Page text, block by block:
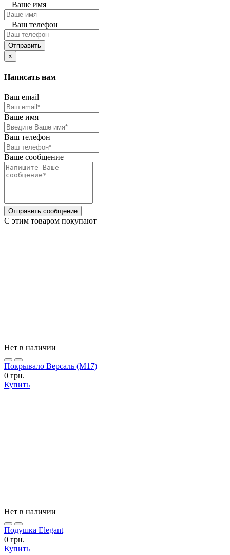
Ваше имя
Ваш телефон
Отправить
×
Написать нам
Ваш email
Ваше имя
Ваш телефон
Ваше сообщение
Отправить сообщение
C этим товаром покупают
Нет в наличии
Покрывало Версаль (М17)
0 грн.
Купить
Нет в наличии
Подушка Elegant
0 грн.
Купить